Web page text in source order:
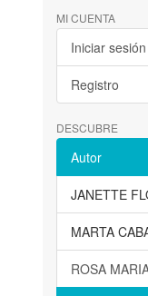
MI CUENTA
Iniciar sesión
Registro
DESCUBRE
Autor
JANETTE
MARTA
ROSA